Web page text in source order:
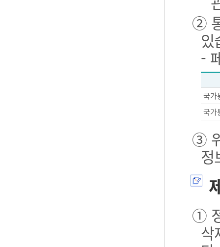
②
있
-
국가
국가
③
정
①
삭